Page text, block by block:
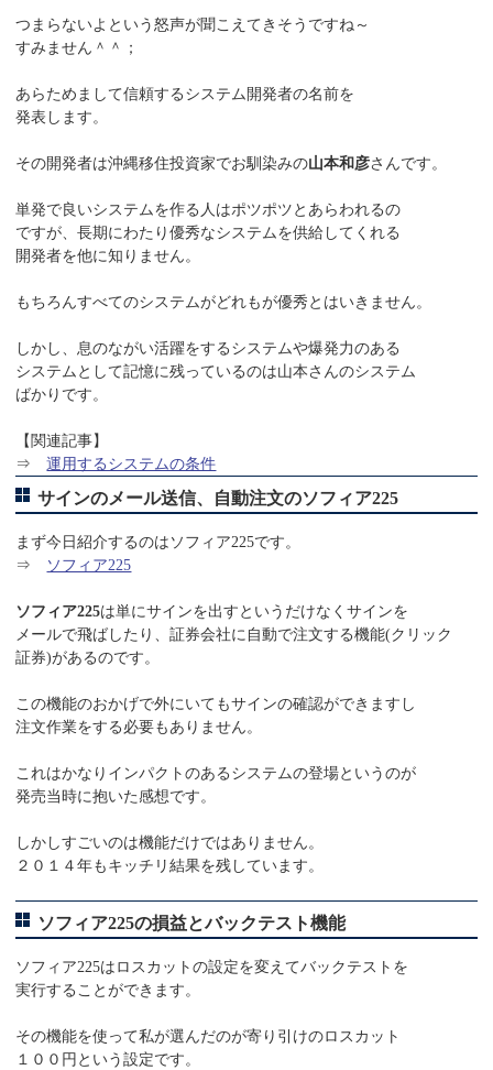
つまらないよという怒声が聞こえてきそうですね～
すみません＾＾；
あらためまして信頼するシステム開発者の名前を
発表します。
その開発者は沖縄移住投資家でお馴染みの山本和彦さんです。
単発で良いシステムを作る人はポツポツとあらわれるの
ですが、長期にわたり優秀なシステムを供給してくれる
開発者を他に知りません。
もちろんすべてのシステムがどれもが優秀とはいきません。
しかし、息のながい活躍をするシステムや爆発力のある
システムとして記憶に残っているのは山本さんのシステム
ばかりです。
【関連記事】
⇒運用するシステムの条件
サインのメール送信、自動注文のソフィア225
まず今日紹介するのはソフィア225です。
⇒
ソフィア225
ソフィア225は単にサインを出すというだけなくサインを
メールで飛ばしたり、証券会社に自動で注文する機能(クリック
証券)があるのです。
この機能のおかげで外にいてもサインの確認ができますし
注文作業をする必要もありません。
これはかなりインパクトのあるシステムの登場というのが
発売当時に抱いた感想です。
しかしすごいのは機能だけではありません。
２０１４年もキッチリ結果を残しています。
ソフィア225の損益とバックテスト機能
ソフィア225はロスカットの設定を変えてバックテストを
実行することができます。
その機能を使って私が選んだのが寄り引けのロスカット
１００円という設定です。